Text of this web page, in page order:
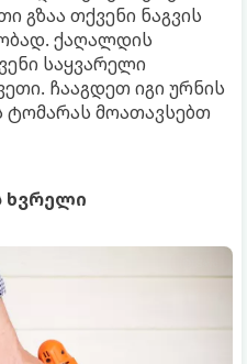
გზაა თქვენი ნაგვის
ქაღალდის
საყვარელი
ჩააგდეთ იგი ურნის
ტომარას მოათავსებთ
ხვრელი